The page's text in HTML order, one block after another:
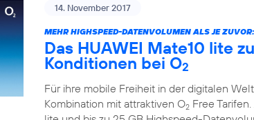
14. November 2017
MEHR HIGHSPEED-DATENVOLUMEN ALS JE ZUVOR:
Das HUAWEI Mate10 lite
Konditionen bei O2
Für ihre mobile Freiheit in der digitalen
Kombination mit attraktiven O2 Free